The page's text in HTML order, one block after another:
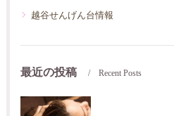
越谷せんげん台情報
最近の投稿 Recent Posts